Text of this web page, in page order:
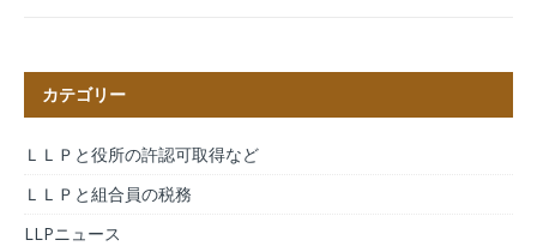
カテゴリー
ＬＬＰと役所の許認可取得など
ＬＬＰと組合員の税務
LLPニュース